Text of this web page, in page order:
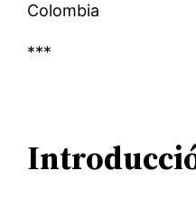
Colombia
***